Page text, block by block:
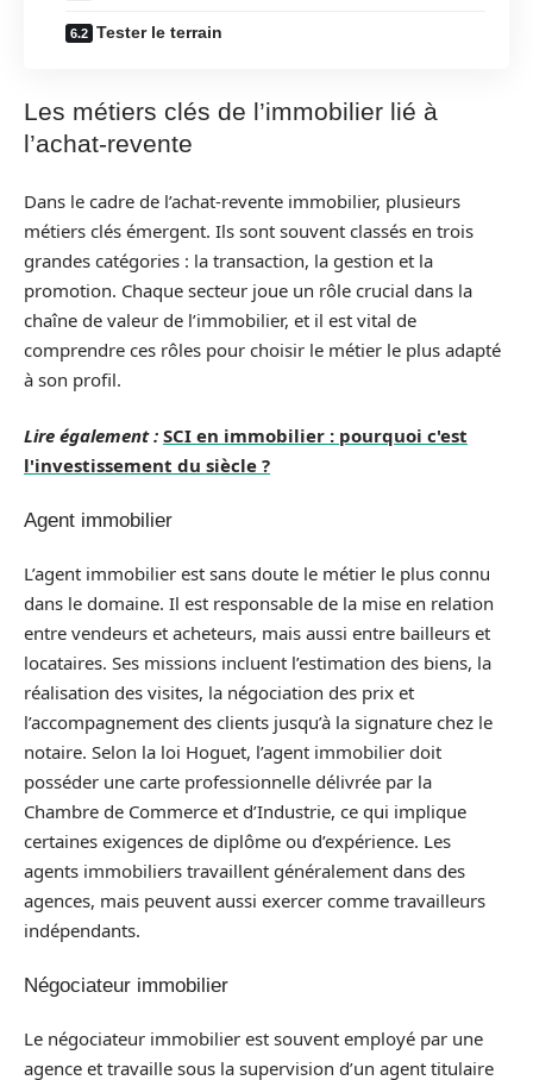
Tester le terrain
Les métiers clés de l’immobilier lié à
l’achat-revente
Dans le cadre de l’achat-revente immobilier, plusieurs
métiers clés émergent. Ils sont souvent classés en trois
grandes catégories : la transaction, la gestion et la
promotion. Chaque secteur joue un rôle crucial dans la
chaîne de valeur de l’immobilier, et il est vital de
comprendre ces rôles pour choisir le métier le plus adapté
à son profil.
Lire également : SCI en immobilier : pourquoi c'est
l'investissement du siècle ?
Agent immobilier
L’agent immobilier est sans doute le métier le plus connu
dans le domaine. Il est responsable de la mise en relation
entre vendeurs et acheteurs, mais aussi entre bailleurs et
locataires. Ses missions incluent l’estimation des biens, la
réalisation des visites, la négociation des prix et
l’accompagnement des clients jusqu’à la signature chez le
notaire. Selon la loi Hoguet, l’agent immobilier doit
posséder une carte professionnelle délivrée par la
Chambre de Commerce et d’Industrie, ce qui implique
certaines exigences de diplôme ou d’expérience. Les
agents immobiliers travaillent généralement dans des
agences, mais peuvent aussi exercer comme travailleurs
indépendants.
Négociateur immobilier
Le négociateur immobilier est souvent employé par une
agence et travaille sous la supervision d’un agent titulaire